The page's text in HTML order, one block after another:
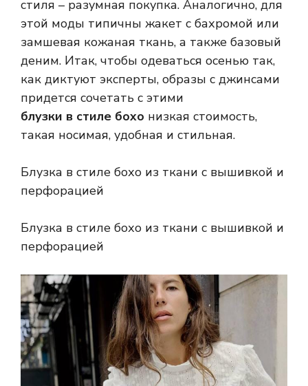
стиля – разумная покупка. Аналогично, для
этой моды типичны жакет с бахромой или
замшевая кожаная ткань, а также базовый
деним. Итак, чтобы одеваться осенью так,
как диктуют эксперты, образы с джинсами
придется сочетать с этими
блузки в стиле бохо низкая стоимость,
такая носимая, удобная и стильная.
Блузка в стиле бохо из ткани с вышивкой и
перфорацией
Блузка в стиле бохо из ткани с вышивкой и
перфорацией